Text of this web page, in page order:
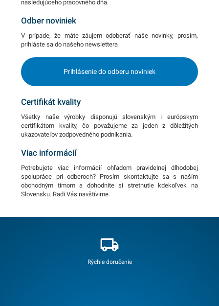
nasledujúceho pracovného dňa.
Odber noviniek
V prípade, že máte záujem odoberať naše novinky, prosím,
prihláste sa do našeho newslettera
Prihlásenie do odberu noviniek
Certifikát kvality
Všetky naše výrobky disponujú slovenským i európskym
certifikátom kvality, čo považujeme za jeden z dôležitých
ukazovateľov zodpovedného podnikania.
Viac informácií
Potrebujete viac informácií ohľadom pravidelnej dlhodobej
spolupráce pri odberoch? Prosím skontaktujte sa s naším
obchodným tímom a dohodnite si stretnutie kdekoľvek na
Slovensku. Radi Vás navštívime.
Rýchle doručenie